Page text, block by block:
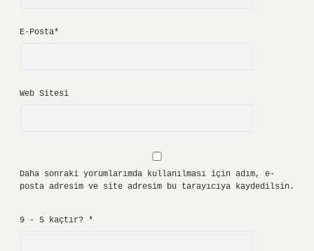
E-Posta*
Web Sitesi
Daha sonraki yorumlarımda kullanılması için adım, e-
posta adresim ve site adresim bu tarayıcıya kaydedilsin.
9 - 5 kaçtır? *